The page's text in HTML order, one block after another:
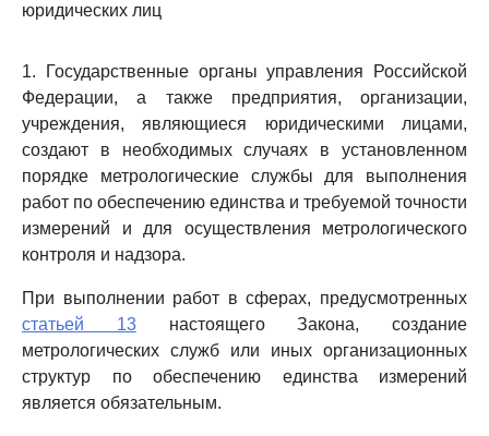
юридических лиц
1. Государственные органы управления Российской
Федерации, а также предприятия, организации,
учреждения, являющиеся юридическими лицами,
создают в необходимых случаях в установленном
порядке метрологические службы для выполнения
работ по обеспечению единства и требуемой точности
измерений и для осуществления метрологического
контроля и надзора.
При выполнении работ в сферах, предусмотренных
статьей 13настоящего Закона, создание
метрологических служб или иных организационных
структур по обеспечению единства измерений
является обязательным.